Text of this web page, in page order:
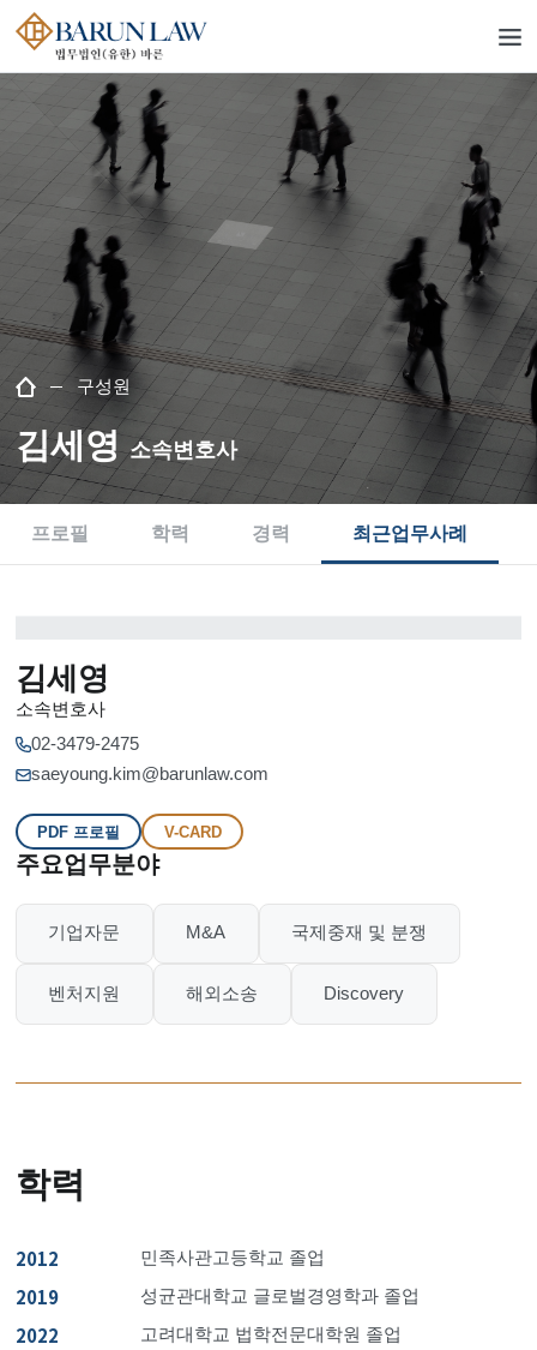
구성원
김세영소속변호사
프로필 학력 경력 최근업무사례
김세영
소속변호사
02-3479-2475
saeyoung.kim@barunlaw.com
PDF 프로필 V-CARD
주요업무분야
기업자문 M&A 국제중재 및 분쟁
벤처지원 해외소송 Discovery
학력
2012 민족사관고등학교 졸업
2019 성균관대학교 글로벌경영학과 졸업
2022 고려대학교 법학전문대학원 졸업